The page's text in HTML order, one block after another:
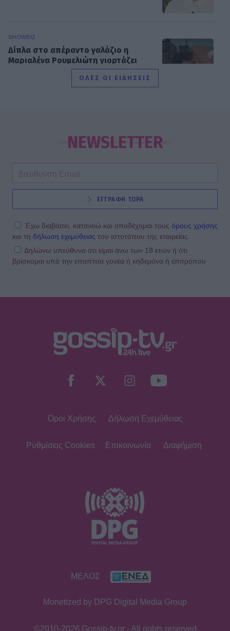
SHOWBIZ
Δίπλα στο απέραντο γαλάζιο η
Μαριαλένα Ρουμελιώτη γιορτάζει
τους δυο πρώτους μήνες με τον γιο
Αποθεώθηκε η Παπουτσάκη!
Μαγνήτισε τα βλέμματα με το
SHOWBIZ
Γαστρονομικό στιγμιότυπο από...
απολαμβάνει τις γεύσεις του νησιού
SHOWBIZ
ξεχωριστό summer καρουζέλ
Μιχόπουλος: Η ξεχωριστή ανάρτηση
είναι γεμάτη κοινές στιγμές τους
Ιωάννα Κουλούρη: Αναγκάστηκαν να
Κίμωλος όπως όνειρο! Το ειδυλλιακό
καλοκαίρι Σωτηροπούλου - Κωστή
Μαραβέγια μέσα από εικονές
ALPHA: ΡΙΦΙΦΙ του Σωτήρη
Τσαφούλια σε Α’ τηλεοπτική
προβολή - Η επίσημη ανακοίνωση
ΟΛΕΣ ΟΙ ΕΙΔΗΣΕΙΣ
NEWSLETTER
ΕΓΓΡΑΦΗ ΤΩΡΑ
Έχω διαβάσει, κατανοώ και αποδέχομαι τους όρους χρήσης
και τη δήλωση εχεμύθειας του ιστοτόπου της εταιρείας
Δηλώνω υπεύθυνα ότι είμαι άνω των 18 ετών ή ότι
βρίσκομαι υπό την εποπτεία γονέα ή κηδεμόνα ή επιτρόπου
Όροι Χρήσης Δήλωση Εχεμύθειας
Ρυθμίσεις Cookies Επικοινωνία Διαφήμιση
ΜΕΛΟΣ
Monetized by DPG Digital Media Group
©2010-2026 Gossip-tv.gr - All rights reserved